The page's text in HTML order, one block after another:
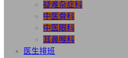
疑难杂症科
中医骨科
中医眼科
耳鼻喉科
医生排班